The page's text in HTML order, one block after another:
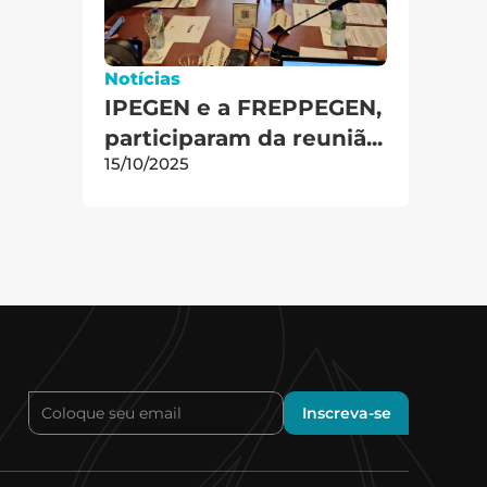
Notícias
IPEGEN e a FREPPEGEN,
participaram da reuniã...
15/10/2025
Inscreva-se